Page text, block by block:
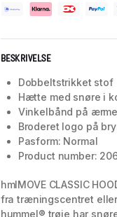
BESKRIVELSE
Dobbeltstrikket stof
Hætte med snøre i
Vinkelbånd på
Broderet logo på
Pasform: Normal
Product number:
hmlMOVE CLASSIC
fra træningscentret
hummel® trøje har